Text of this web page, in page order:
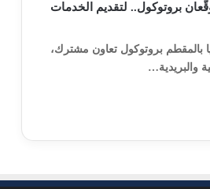
بروتوكول.. لتقديم الخدمات
بالمقطم بروتوكول تعاون مشترك،
والبريدية…